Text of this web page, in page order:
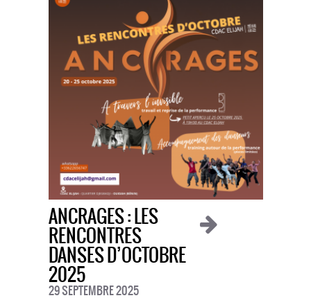
ANCRAGES : LES
RENCONTRES
DANSES D’OCTOBRE
2025
29 SEPTEMBRE 2025